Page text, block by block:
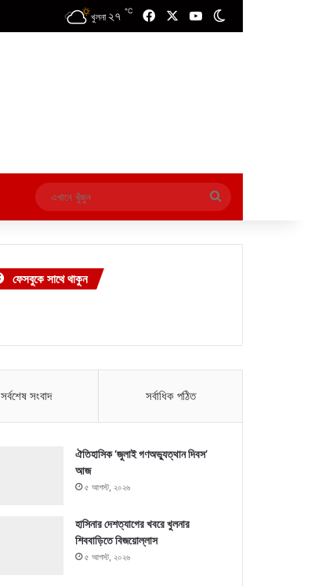
খুলনা ২৭ ℃ FacebookYouTube
এখানে
খুঁজুন
ফেসবুকে সাথে থাকুন
সর্বশেষ সংবাদ সর্বাধিক পঠিত
ঐতিহাসিক ‘জুলাই গণঅভ্যুত্থান দিবস’
আজ
৫ আগস্ট, ২০২৬
হাসিনার দেশত্যাগের খবরে খুলনার
শিববাড়িতে বিজয়োল্লাস
৫ আগস্ট, ২০২৬